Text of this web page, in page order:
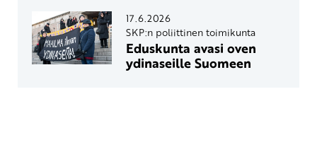
17.6.2026
SKP:n poliittinen toimikunta
Eduskunta avasi oven
ydinaseille Suomeen